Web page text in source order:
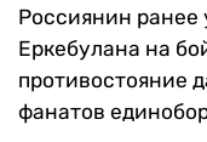
Россиянин ранее
Еркебулана на
противостояние
фанатов